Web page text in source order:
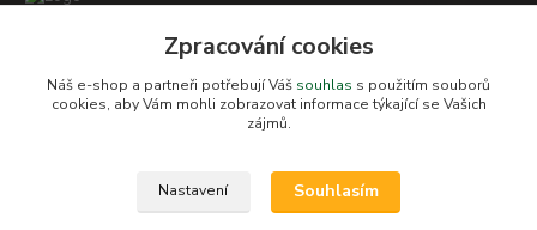
+420 604 278 943
obchod-detskysvet@seznam.cz
Zpracování cookies
Náš e-shop a partneři potřebují Váš souhlas s použitím souborů
cookies, aby Vám mohli zobrazovat informace týkající se Vašich
zájmů.
Nastavení Souhlasím